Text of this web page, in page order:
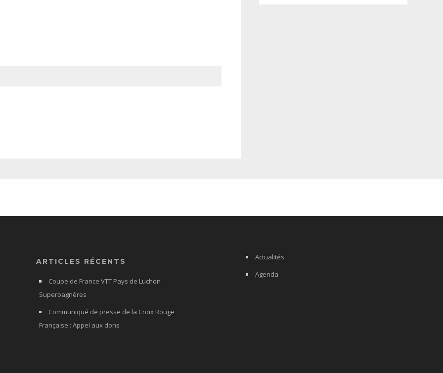
ARTICLES RÉCENTS
Coupe de France VTT Pays de Luchon
Superbagnères
Communiqué de presse de la Croix Rouge
Française : Appel aux dons
Actualités
Agenda